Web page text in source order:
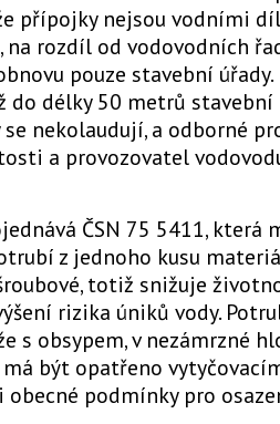
přípojky nejsou vodními
na rozdíl od vodovodních
pouze stavební úřady.
do délky 50 metrů
se nekolaudují, a odborné
a provozovatel
ČSN 75 5411, která
z jednoho kusu
totiž snižuje
rizika úniků vody.
s obsypem, v nezámrzné
být opatřeno
obecné podmínky pro